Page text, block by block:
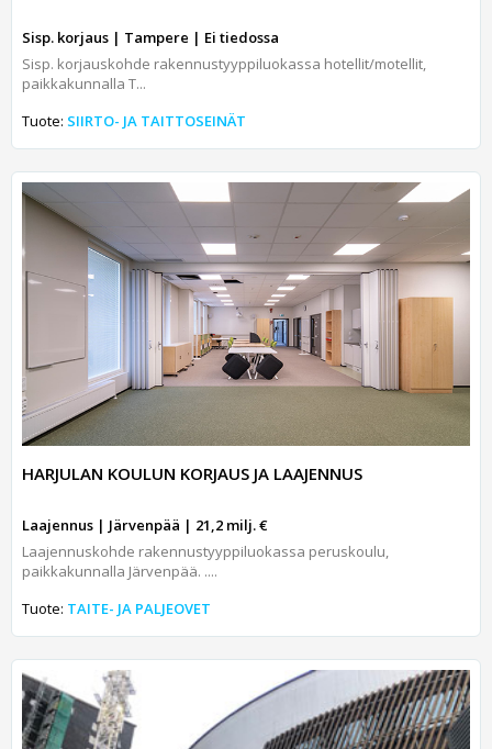
Sisp. korjaus | Tampere | Ei tiedossa
Sisp. korjauskohde rakennustyyppiluokassa hotellit/motellit,
paikkakunnalla T...
Tuote: SIIRTO- JA TAITTOSEINÄT
HARJULAN KOULUN KORJAUS JA LAAJENNUS
Laajennus | Järvenpää | 21,2 milj. €
Laajennuskohde rakennustyyppiluokassa peruskoulu,
paikkakunnalla Järvenpää. ....
Tuote: TAITE- JA PALJEOVET